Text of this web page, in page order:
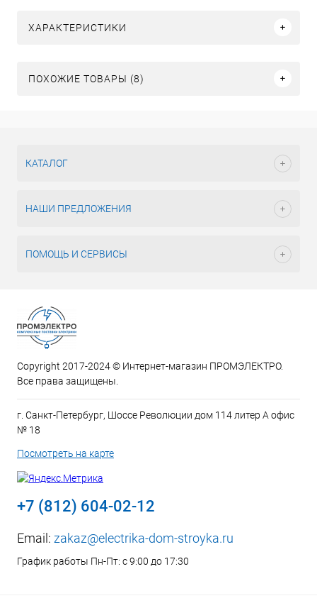
ХАРАКТЕРИСТИКИ
ПОХОЖИЕ ТОВАРЫ (8)
КАТАЛОГ
НАШИ ПРЕДЛОЖЕНИЯ
ПОМОЩЬ И СЕРВИСЫ
Copyright 2017-2024 © Интернет-магазин ПРОМЭЛЕКТРО.
Все права защищены.
г. Санкт-Петербург, Шоссе Революции дом 114 литер А офис
№ 18
Посмотреть на карте
+7 (812) 604-02-12
Email: zakaz@electrika-dom-stroyka.ru
График работы Пн-Пт: с 9:00 до 17:30